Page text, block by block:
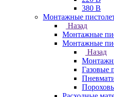
380 В
Монтажные
Назад
Монтажные
Монтажные
Назад
Газовые